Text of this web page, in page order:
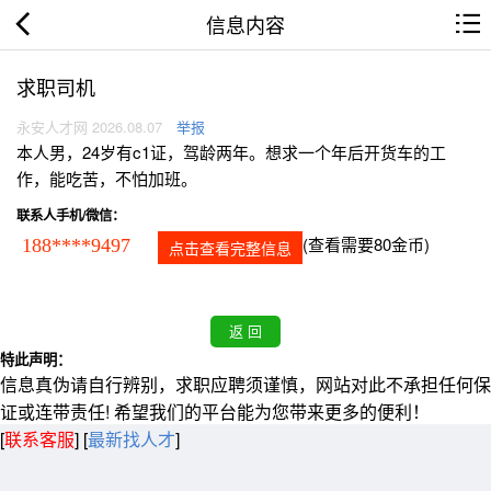
信息内容
求职司机
永安人才网 2026.08.07 举报
本人男，24岁有c1证，驾龄两年。想求一个年后开货车的工
作，能吃苦，不怕加班。
联系人手机/微信：
188****9497 点击查看完整信息 (查看需要80金币)
特此声明：
信息真伪请自行辨别，求职应聘须谨慎，网站对此不承担任何保
证或连带责任! 希望我们的平台能为您带来更多的便利！
[联系客服] [最新找人才]